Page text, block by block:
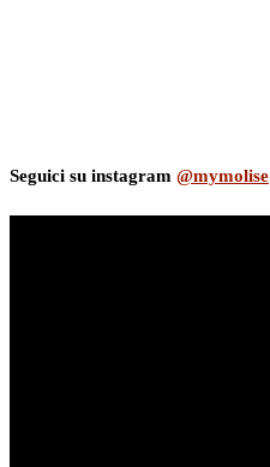
Seguici su instagram @mymolise